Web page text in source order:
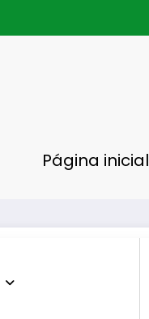
Página inicial